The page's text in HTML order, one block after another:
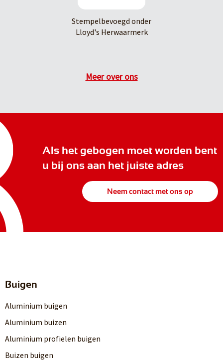
Stempelbevoegd onder
Lloyd's Herwaarmerk
Meer over ons
Als het gebogen moet worden bent
u bij ons aan het juiste adres
Neem contact met ons op
Buigen
Aluminium buigen
Aluminium buizen
Aluminium profielen buigen
Buizen buigen